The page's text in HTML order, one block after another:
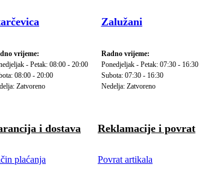
vrijeme:
- Petak: 08:00 - 20:00
08:00 - 20:00
Zatvoreno
Zalužani
Radno vrijeme:
Ponedjeljak - Petak: 07:30 - 16:30
Subota: 07:30 - 16:30
Nedelja: Zatvoreno
i dostava
plaćanja
Reklamacije i povrat
Povrat artikala